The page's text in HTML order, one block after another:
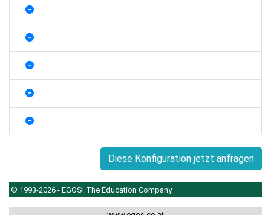
Diese Konfiguration jetzt anfragen
© 1993-2026 - EGOS! The Education Company